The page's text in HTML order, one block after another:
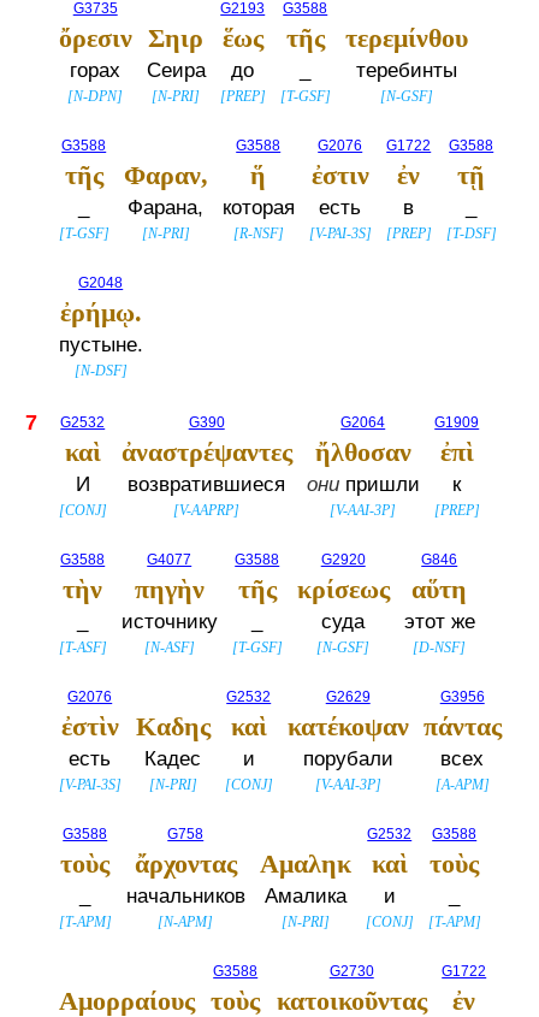
G3735
ὄρεσιν
горах
[N-DPN]
Σηιρ
Сеира
[N-PRI]
G2193
ἕως
до
[PREP]
G3588
τῆς
[T-GSF]
τερεμίνθου
теребинты
[N-GSF]
G3588
τῆς
[T-GSF]
Φαραν,
Фарана,
[N-PRI]
G3588
ἥ
которая
[R-NSF]
G2076
ἐστιν
есть
[V-PAI-3S]
G1722
ἐν
в
[PREP]
G3588
τῇ
[T-DSF]
G2048
ἐρήμῳ.
пустыне.
[N-DSF]
7 G2532
καὶ
И
[CONJ]
G390
ἀναστρέψαντες
возвратившиеся
[V-AAPRP]
G2064
ἤλθοσαν
онипришли
[V-AAI-3P]
G1909
ἐπὶ
к
[PREP]
G3588
τὴν
[T-ASF]
G4077
πηγὴν
источнику
[N-ASF]
G3588
τῆς
[T-GSF]
G2920
κρίσεως
суда
[N-GSF]
G846
αὕτη
этот же
[D-NSF]
G2076
ἐστὶν
есть
[V-PAI-3S]
Καδης
Кадес
[N-PRI]
G2532
καὶ
и
[CONJ]
G2629
κατέκοψαν
порубали
[V-AAI-3P]
G3956
πάντας
всех
[A-APM]
G3588
τοὺς
[T-APM]
G758
ἄρχοντας
начальников
[N-APM]
Αμαληκ
Амалика
[N-PRI]
G2532
καὶ
и
[CONJ]
G3588
τοὺς
[T-APM]
Αμορραίους
G3588
τοὺς
G2730
κατοικοῦντας
G1722
ἐν